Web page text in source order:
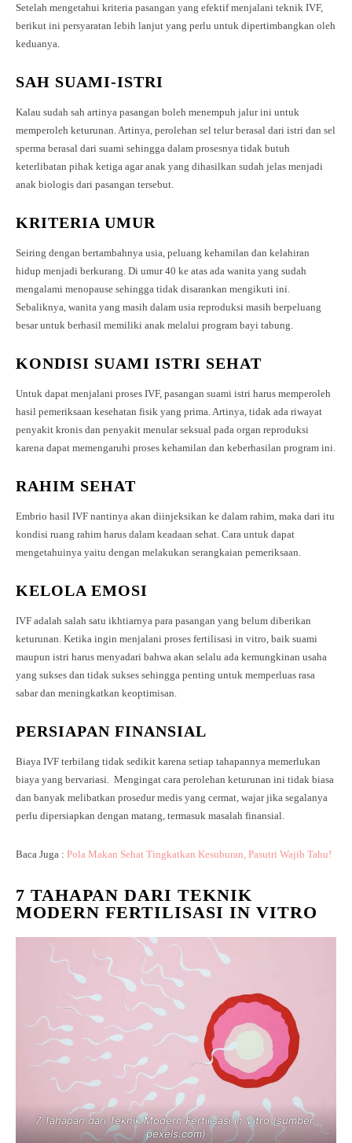
Setelah mengetahui kriteria pasangan yang efektif menjalani teknik IVF,
berikut ini persyaratan lebih lanjut yang perlu untuk dipertimbangkan oleh
keduanya.
SAH SUAMI-ISTRI
Kalau sudah sah artinya pasangan boleh menempuh jalur ini untuk
memperoleh keturunan. Artinya, perolehan sel telur berasal dari istri dan sel
sperma berasal dari suami sehingga dalam prosesnya tidak butuh
keterlibatan pihak ketiga agar anak yang dihasilkan sudah jelas menjadi
anak biologis dari pasangan tersebut.
KRITERIA UMUR
Seiring dengan bertambahnya usia, peluang kehamilan dan kelahiran
hidup menjadi berkurang. Di umur 40 ke atas ada wanita yang sudah
mengalami menopause sehingga tidak disarankan mengikuti ini.
Sebaliknya, wanita yang masih dalam usia reproduksi masih berpeluang
besar untuk berhasil memiliki anak melalui program bayi tabung.
KONDISI SUAMI ISTRI SEHAT
Untuk dapat menjalani proses IVF, pasangan suami istri harus memperoleh
hasil pemeriksaan kesehatan fisik yang prima. Artinya, tidak ada riwayat
penyakit kronis dan penyakit menular seksual pada organ reproduksi
karena dapat memengaruhi proses kehamilan dan keberhasilan program ini.
RAHIM SEHAT
Embrio hasil IVF nantinya akan diinjeksikan ke dalam rahim, maka dari itu
kondisi ruang rahim harus dalam keadaan sehat. Cara untuk dapat
mengetahuinya yaitu dengan melakukan serangkaian pemeriksaan.
KELOLA EMOSI
IVF adalah salah satu ikhtiarnya para pasangan yang belum diberikan
keturunan. Ketika ingin menjalani proses fertilisasi in vitro, baik suami
maupun istri harus menyadari bahwa akan selalu ada kemungkinan usaha
yang sukses dan tidak sukses sehingga penting untuk memperluas rasa
sabar dan meningkatkan keoptimisan.
PERSIAPAN FINANSIAL
Biaya IVF terbilang tidak sedikit karena setiap tahapannya memerlukan
biaya yang bervariasi. Mengingat cara perolehan keturunan ini tidak biasa
dan banyak melibatkan prosedur medis yang cermat, wajar jika segalanya
perlu dipersiapkan dengan matang, termasuk masalah finansial.
Baca Juga : Pola Makan Sehat Tingkatkan Kesuburan, Pasutri Wajib Tahu!
7 TAHAPAN DARI TEKNIK
MODERN FERTILISASI IN VITRO
7 Tahapan dari Teknik Modern Fertilisasi In Vitro (sumber:
pexels.com)